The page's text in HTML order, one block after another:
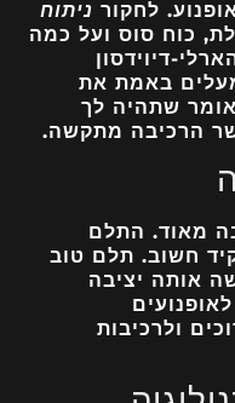
לחקור ניתוח
כוח סוס ועל כמה
דיוידסון
באמת את
שתהיה לך
הרכיבה מתקשה.
מאוד. התלם
חשוב. תלם טוב
אותה יציבה
ולרכיבות